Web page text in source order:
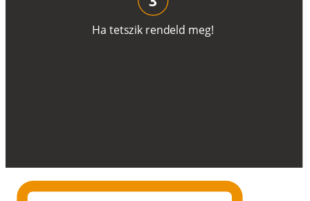
Ha tetszik rendeld meg!